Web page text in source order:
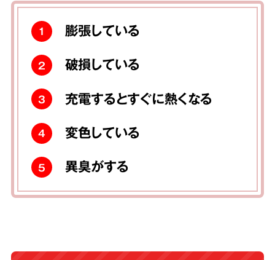
1 膨張している
2 破損している
3 充電するとすぐに熱くなる
4 変色している
5 異臭がする